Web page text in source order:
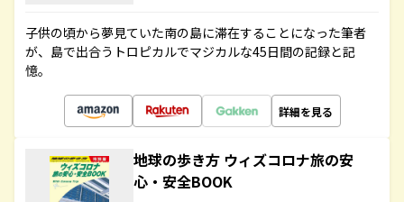
子供の頃から夢見ていた南の島に滞在することになった筆者
が、島で出合うトロピカルでマジカルな45日間の記録と記
憶。
詳細を見る
地球の歩き方 ウィズコロナ旅の安
心・安全BOOK